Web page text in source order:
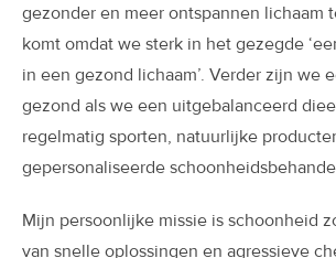
gezonder en meer ontspannen lichaam
komt omdat we sterk in het gezegde
in een gezond lichaam’. Verder zijn we
gezond als we een uitgebalanceerd
regelmatig sporten, natuurlijke
gepersonaliseerde
Mijn persoonlijke missie is schoonheid
van snelle oplossingen en agressieve